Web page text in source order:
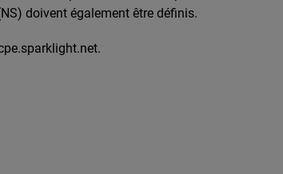
doivent également être définis.